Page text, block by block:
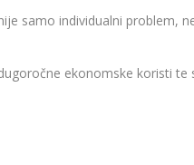
samo individualni problem,
ekonomske koristi